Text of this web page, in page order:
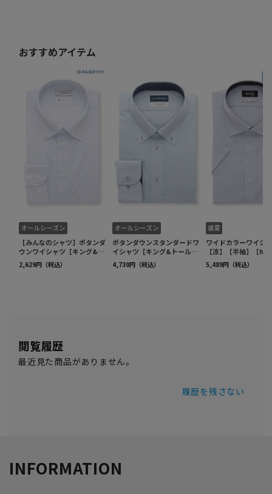
閲覧履歴
最近見た商品がありません。
履歴を残さない
INFORMATION